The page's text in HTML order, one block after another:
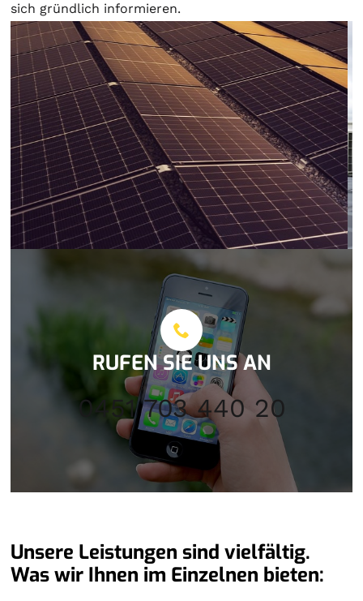
sich gründlich informieren.
RUFEN SIE UNS AN
0451 703 440 20
Unsere Leistungen sind vielfältig.
Was wir Ihnen im Einzelnen bieten: